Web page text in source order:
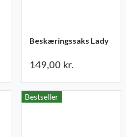
Beskæringssaks Lady
149,00 kr.
Bestseller